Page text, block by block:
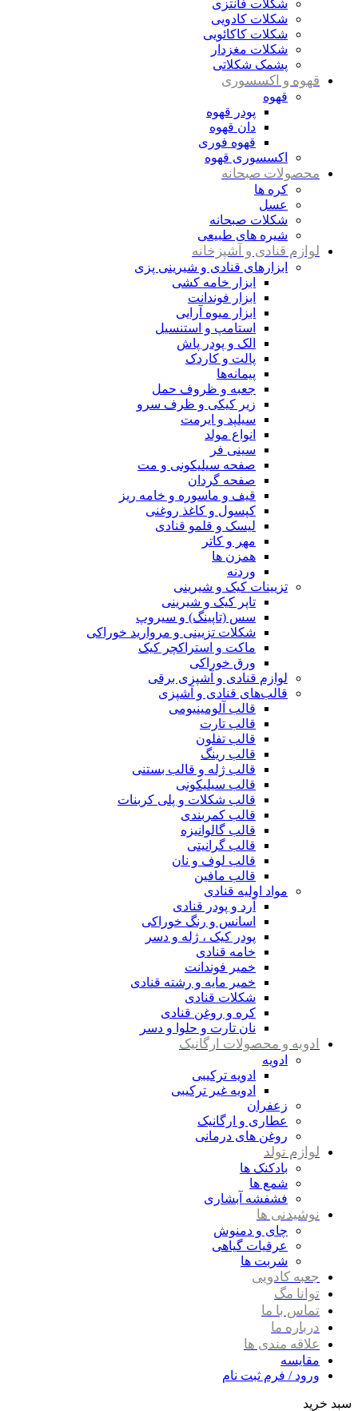
شکلات فانتزی
شکلات کادویی
شکلات کاکائویی
شکلات مغزدار
پشمک شکلاتی
قهوه و اکسسوری
قهوه
پودر قهوه
دان قهوه
قهوه فوری
اکسسوری قهوه
محصولات صبحانه
کره ها
عسل
شکلات صبحانه
شیره های طبیعی
لوازم قنادی و آشپزخانه
ابزارهای قنادی و شیرینی پزی
ابزار خامه کشی
ابزار فوندانت
ابزار میوه آرایی
استامپ و استنسیل
الک و پودر پاش
پالت و کاردک
پیمانه‌ها
جعبه و ظروف حمل
زیر کیکی و ظرف سرو
سیلپد و ایرمت
انواع مولد
سینی فر
صفحه سیلیکونی و مت
صفحه گردان
قیف و ماسوره و خامه ریز
کپسول و کاغذ روغنی
لیسک و قلمو قنادی
مهر و کاتر
همزن ها
وردنه
تزیینات کیک و شیرینی
تاپر کیک و شیرینی
سس (تاپینگ) و سیروپ
شکلات تزیینی و مروارید خوراکی
ماکت و استراکچر کیک
ورق خوراکی
لوازم قنادی و آشپزی برقی
قالب‌های قنادی و آشپزی
قالب آلومینیومی
قالب تارت
قالب تفلون
قالب رینگ
قالب ژله و قالب بستنی
قالب سیلیکونی
قالب شکلات و پلی کربنات
قالب کمربندی
قالب گالوانیزه
قالب گرانیتی
قالب لوف و نان
قالب مافین
مواد اولیه قنادی
آرد و پودر قنادی
اسانس و رنگ خوراکی
پودر کیک ، ژله و دسر
خامه قنادی
خمیر فوندانت
خمیر مایه و رشته قنادی
شکلات قنادی
کره و روغن قنادی
نان تارت و حلوا و دسر
ادویه و محصولات ارگانیک
ادویه
ادویه ترکیبی
ادویه غیر ترکیبی
زعفران
عطاری و ارگانیک
روغن های درمانی
لوازم تولد
بادکنک ها
شمع ها
فشفشه آبشاری
نوشیدنی ها
چای و دمنوش
عرقیات گیاهی
شربت ها
جعبه کادویی
توانا مگ
تماس با ما
درباره ما
علاقه مندی ها
مقایسه
ورود / فرم ثبت نام
سبد خرید